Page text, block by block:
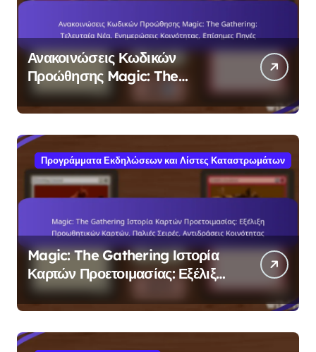
Ανακοινώσεις Κωδικών
Προώθησης Magic: The
Gathering: Τελευταία Νέα,
Ενημερώσεις Κοινότητας,
Επίσημες Πηγές
Προγράμματα Εκδηλώσεων και Λίστες Καταστρωμάτων
Magic: The Gathering Ιστορία
Καρτών Προετοιμασίας: Εξέλιξη
Προωθητικών Καρτών, Παλιές
Σειρές, Αντιδράσεις Κοινότητας